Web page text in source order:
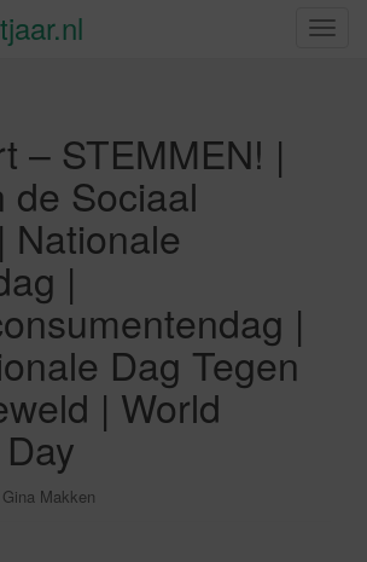
S
– STEMMEN! |
de Sociaal
Nationale
|
|
Dag Tegen
| World
Gina Makken